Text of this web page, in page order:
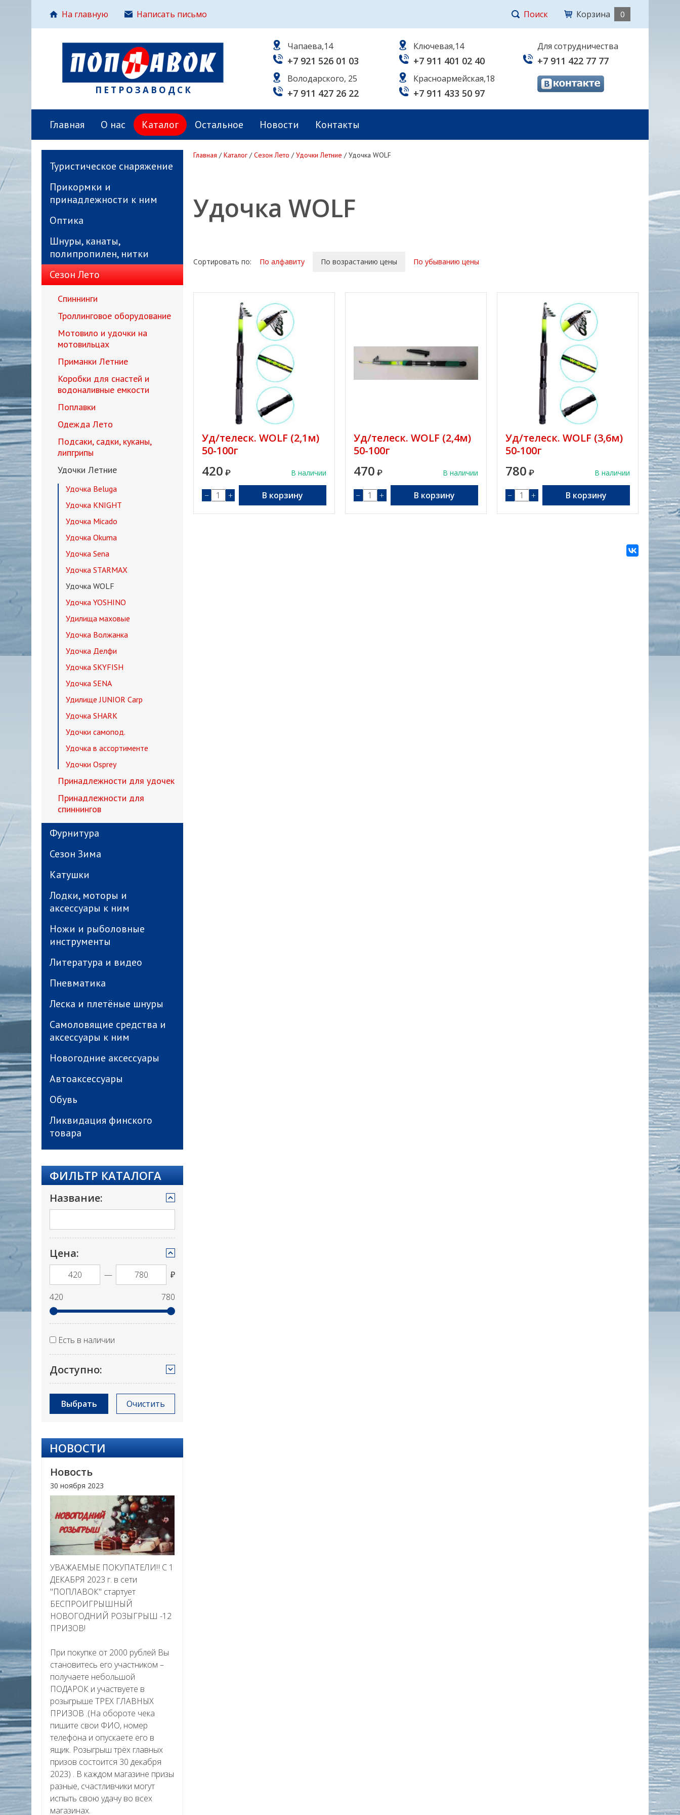
На главную Написать письмо Поиск Корзина 0
ПЕТРОЗАВОДСК
Чапаева,14
+7 921 526 01 03
Володарского, 25
+7 911 427 26 22
Ключевая,14
+7 911 401 02 40
Красноармейская,18
+7 911 433 50 97
Для сотрудничества
+7 911 422 77 77
Главная О нас Каталог Остальное Новости Контакты
Туристическое снаряжение
Прикормки и
принадлежности к ним
Оптика
Шнуры, канаты,
полипропилен, нитки
Сезон Лето
Спиннинги
Троллинговое оборудование
Мотовило и удочки на
мотовильцах
Приманки Летние
Коробки для снастей и
водоналивные емкости
Поплавки
Одежда Лето
Подсаки, садки, куканы,
липгрипы
Удочки Летние
Удочка Beluga
Удочка KNIGHT
Удочка Micado
Удочка Okuma
Удочка Sena
Удочка STARMAX
Удочка WOLF
Удочка YOSHINO
Удилища маховые
Удочка Волжанка
Удочка Делфи
Удочка SKYFISH
Удочка SENA
Удилище JUNIOR Carp
Удочка SHARK
Удочки самопод.
Удочка в ассортименте
Удочки Osprey
Принадлежности для удочек
Принадлежности для
спиннингов
Фурнитура
Сезон Зима
Катушки
Лодки, моторы и
аксессуары к ним
Ножи и рыболовные
инструменты
Литература и видео
Пневматика
Леска и плетёные шнуры
Самоловящие средства и
аксессуары к ним
Новогодние аксессуары
Автоаксессуары
Обувь
Ликвидация финского
товара
ФИЛЬТР КАТАЛОГА
Название:
Цена:
—
₽
420
780
Есть в наличии
Доступно:
Выбрать Очистить
НОВОСТИ
Новость
30 ноября 2023
УВАЖАЕМЫЕ ПОКУПАТЕЛИ‼ С 1
ДЕКАБРЯ 2023 г. в сети
"ПОПЛАВОК" стартует
БЕСПРОИГРЫШНЫЙ
НОВОГОДНИЙ РОЗЫГРЫШ -12
ПРИЗОВ!
При покупке от 2000 рублей Вы
становитесь его участником –
получаете небольшой
ПОДАРОК и участвуете в
розыгрыше ТРЕХ ГЛАВНЫХ
ПРИЗОВ .(На обороте чека
пишите свои ФИО, номер
телефона и опускаете его в
ящик. Розыгрыш трёх главных
призов состоится 30 декабря
2023) . В каждом магазине призы
разные, счастливчики могут
испыть свою удачу во всех
магазинах.
Главная /Каталог /Сезон Лето /Удочки Летние /Удочка WOLF
Удочка WOLF
Сортировать по: По алфавиту По возрастанию цены По убыванию цены
Уд/телеск. WOLF (2,1м)
50-100г
420 ₽ В наличии
− + В корзину
Уд/телеск. WOLF (2,4м)
50-100г
470 ₽ В наличии
− + В корзину
Уд/телеск. WOLF (3,6м)
50-100г
780 ₽ В наличии
− + В корзину